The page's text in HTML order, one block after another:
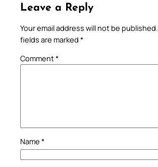
Leave a Reply
Your email address will not be published.
fields are marked *
Comment*
Name *